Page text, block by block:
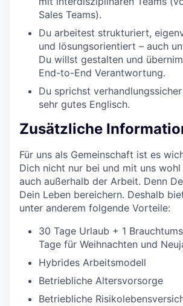
Sales Teams).
Du arbeitest strukturiert,
und lösungsorientiert – auch
Du willst gestalten und
End-to-End Verantwortung.
Du sprichst
sehr gutes Englisch.
Zusätzliche
Für uns als Gemeinschaft ist es
Dich nicht nur bei und mit uns
auch außerhalb der Arbeit. Denn
Dein Leben bereichern. Deshalb
unter anderem folgende Vorteile:
30 Tage Urlaub + 1
Tage für Weihnachten und
Hybrides Arbeitsmodell
Betriebliche Altersvorsorge
Betriebliche